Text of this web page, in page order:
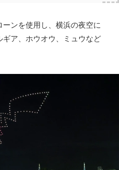
ンを使用し、横浜の夜空に
ア、ホウオウ、ミュウなど